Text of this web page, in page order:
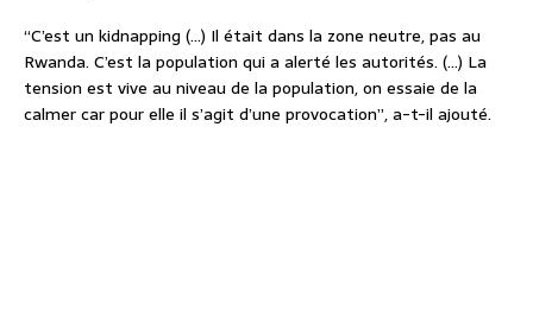
“C’est un kidnapping (…) Il était dans la zone neutre, pas au
Rwanda. C’est la population qui a alerté les autorités. (…) La
tension est vive au niveau de la population, on essaie de la
calmer car pour elle il s’agit d’une provocation”, a-t-il ajouté.